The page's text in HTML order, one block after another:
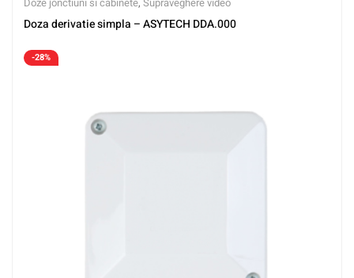
Doza derivatie simpla – ASYTECH DDA.000
-28%